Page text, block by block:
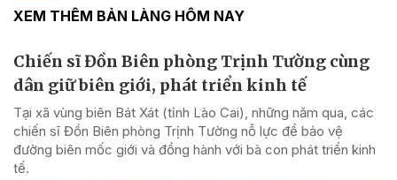
XEM THÊM BẢN LÀNG HÔM NAY
Chiến sĩ Đồn Biên phòng Trịnh Tường cùng
dân giữ biên giới, phát triển kinh tế
Tại xã vùng biên Bát Xát (tỉnh Lào Cai), những năm qua, các
chiến sĩ Đồn Biên phòng Trịnh Tường nỗ lực để bảo vệ
đường biên mốc giới và đồng hành với bà con phát triển kinh
tế.